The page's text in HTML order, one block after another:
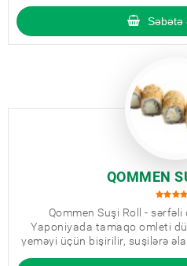
Səbətə
QOMMEN
Qommen Suşi Roll - sərfəli
Yaponiyada tamaqo omleti
yeməyi üçün bişirilir, suşilərə